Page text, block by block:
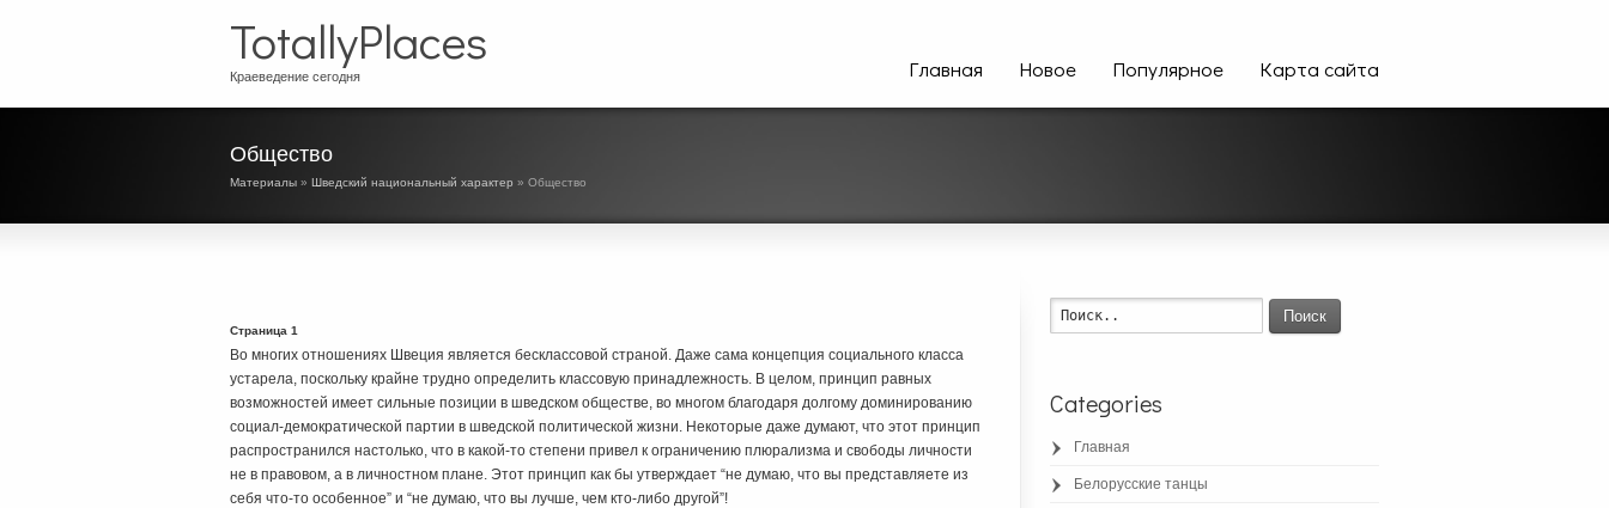
TotallyPlaces
Краеведение сегодня Главная Новое Популярное Карта сайта
Общество
Материалы » Шведский национальный характер » Общество
Страница 1
Во многих отношениях Швеция является бесклассовой страной. Даже сама концепция социального класса
устарела, поскольку крайне трудно определить классовую принадлежность. В целом, принцип равных
возможностей имеет сильные позиции в шведском обществе, во многом благодаря долгому доминированию
социал-демократической партии в шведской политической жизни. Некоторые даже думают, что этот принцип
распространился настолько, что в какой-то степени привел к ограничению плюрализма и свободы личности
не в правовом, а в личностном плане. Этот принцип как бы утверждает “не думаю, что вы представляете из
себя что-то особенное” и “не думаю, что вы лучше, чем кто-либо другой”!
Поиск
Categories
Главная
Белорусские танцы